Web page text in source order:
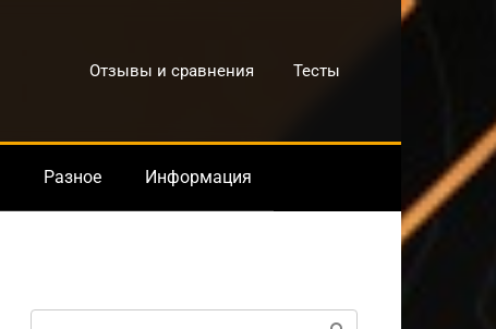
Отзывы и сравнения Тесты
Разное Информация